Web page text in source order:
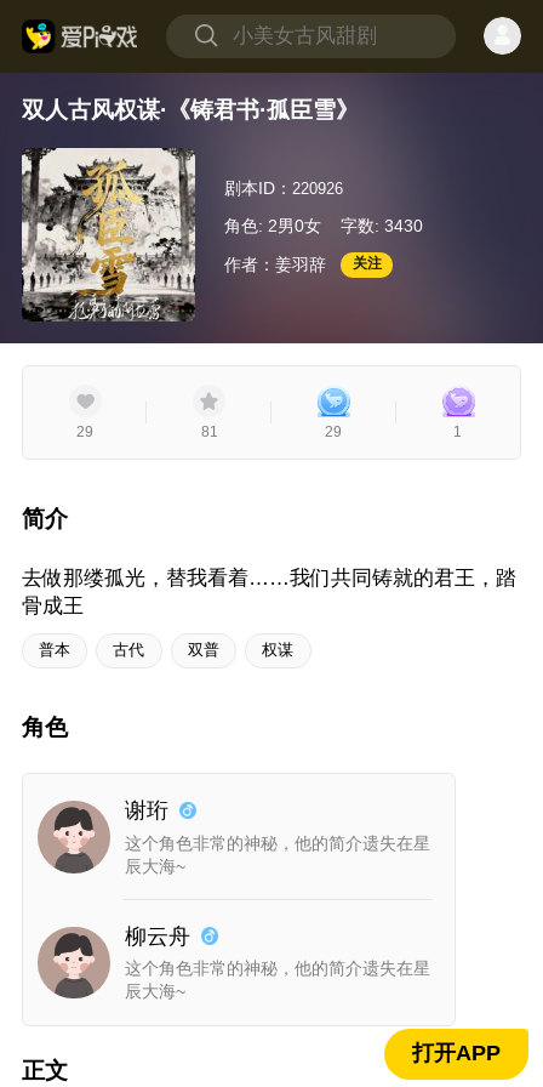
双人古风权谋·《铸君书·孤臣雪》
剧本ID： 220926
角色: 2男0女
字数: 3430
作者：姜羽辞
关注
29 81 29 1
简介
去做那缕孤光，替我看着……我们共同铸就的君王，踏
骨成王
普本 古代 双普 权谋
角色
谢珩
这个角色非常的神秘，他的简介遗失在星
辰大海~
柳云舟
这个角色非常的神秘，他的简介遗失在星
辰大海~
正文
打开APP